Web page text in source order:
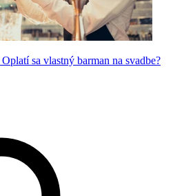
sa vlastný barman na svadbe?